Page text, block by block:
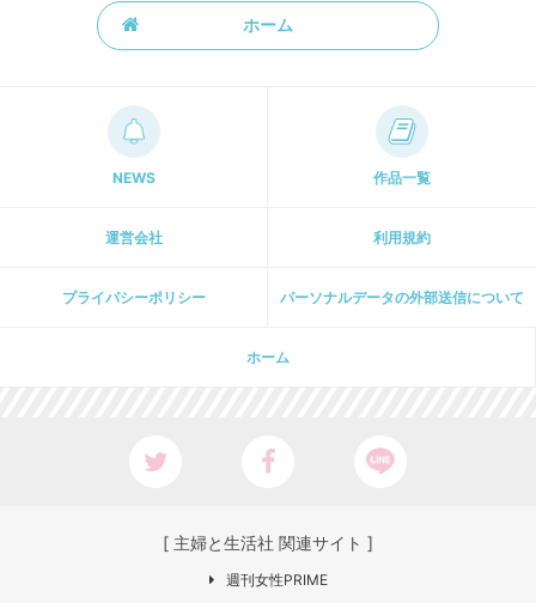
ホーム
NEWS 作品一覧
運営会社 利用規約
プライパシーポリシー パーソナルデータの外部送信について
ホーム
[ 主婦と生活社 関連サイト ]
週刊女性PRIME